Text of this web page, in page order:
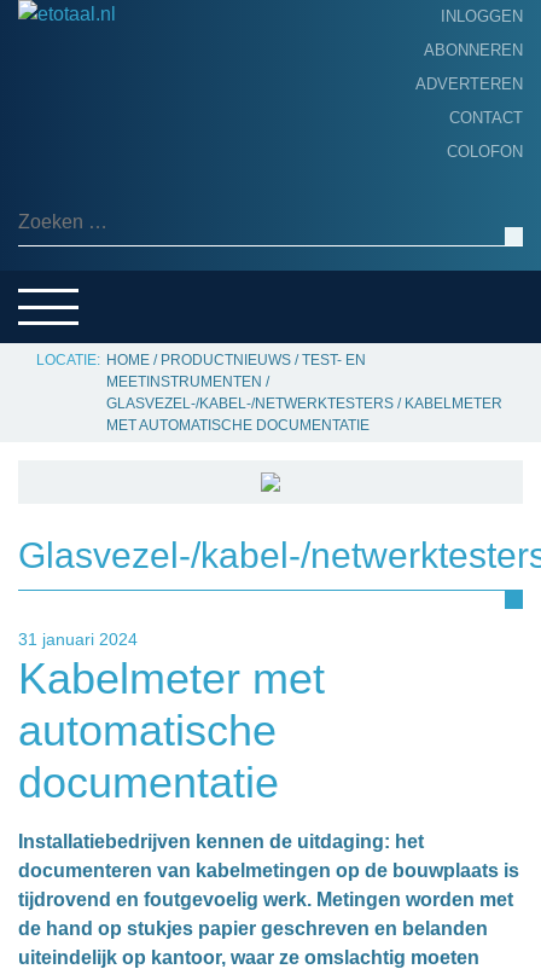
INLOGGEN
ABONNEREN
ADVERTEREN
CONTACT
COLOFON
Zoeken naar:
SERVICE
HOME / PRODUCTNIEUWS /TEST- EN
MEETINSTRUMENTEN /
GLASVEZEL-/KABEL-/NETWERKTESTERS / KABELMETER
MET AUTOMATISCHE DOCUMENTATIE
Glasvezel-/kabel-/
31 januari 2024
Kabelmeter met
automatische
documentatie
Installatiebedrijven kennen de uitdaging: het
documenteren van kabelmetingen op de bouwplaats is
tijdrovend en foutgevoelig werk. Metingen worden met
de hand op stukjes papier geschreven en belanden
uiteindelijk op kantoor, waar ze omslachtig moeten